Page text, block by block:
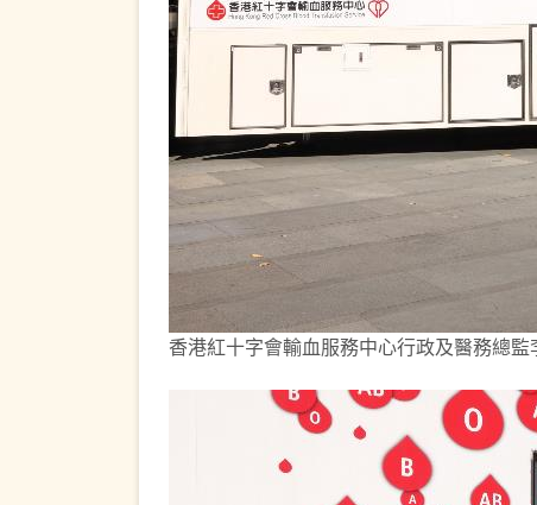
香港紅十字會輸血服務中心行政及醫務總